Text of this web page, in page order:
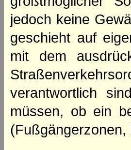
jedoch keine
geschieht auf
mit dem
verantwortlich
müssen, ob ein